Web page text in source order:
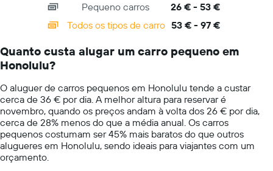
categories.
The
has
1
Y
axis
displaying
values.
Range:
Pequeno carros
26 € - 53 €
Todos os tipos de carro 53 € - 97 €
Quanto custa alugar um carro pequeno em
Honolulu?
O aluguer de carros pequenos em Honolulu tende a custar
cerca de 36 € por dia. A melhor altura para reservar é
novembro, quando os preços andam à volta dos 26 € por dia,
cerca de 28% menos do que a média anual. Os carros
pequenos costumam ser 45% mais baratos do que outros
alugueres em Honolulu, sendo ideais para viajantes com um
orçamento.